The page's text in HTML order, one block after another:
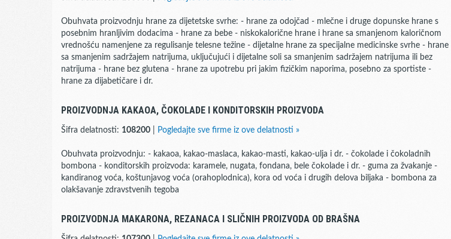
Obuhvata proizvodnju hrane za dijetetske svrhe: - hrane za odojčad - mlečne i druge dopunske hrane s
posebnim hranljivim dodacima - hrane za bebe - niskokalorične hrane i hrane sa smanjenom kaloričnom
vrednošću namenjene za regulisanje telesne težine - dijetalne hrane za specijalne medicinske svrhe - hrane
sa smanjenim sadržajem natrijuma, uključujući i dijetalne soli sa smanjenim sadržajem natrijuma ili bez
natrijuma - hrane bez glutena - hrane za upotrebu pri jakim fizičkim naporima, posebno za sportiste -
hrane za dijabetičare i dr.
PROIZVODNJA KAKAOA, ČOKOLADE I KONDITORSKIH PROIZVODA
Šifra delatnosti: 108200 Pogledajte sve firme iz ove delatnosti »
Obuhvata proizvodnju: - kakaoa, kakao-maslaca, kakao-masti, kakao-ulja i dr. - čokolade i čokoladnih
bombona - konditorskih proizvoda: karamele, nugata, fondana, bele čokolade i dr. - guma za žvakanje -
kandiranog voća, koštunjavog voća (orahoplodnica), kora od voća i drugih delova biljaka - bombona za
olakšavanje zdravstvenih tegoba
PROIZVODNJA MAKARONA, REZANACA I SLIČNIH PROIZVODA OD BRAŠNA